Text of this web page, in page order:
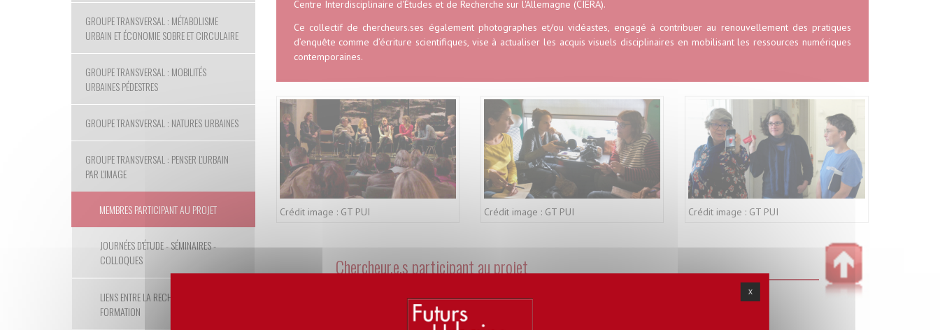
GROUPE TRANSVERSAL : MÉTABOLISME
URBAIN ET ÉCONOMIE SOBRE ET CIRCULAIRE
GROUPE TRANSVERSAL : MOBILITÉS
URBAINES PÉDESTRES
GROUPE TRANSVERSAL : NATURES URBAINES
GROUPE TRANSVERSAL : PENSER L'URBAIN
PAR L'IMAGE
MEMBRES PARTICIPANT AU PROJET
JOURNÉES D'ÉTUDE - SÉMINAIRES -
COLLOQUES
LIENS ENTRE LA RECHERCHE ET LA
FORMATION
Centre Interdisciplinaire d'Études et de Recherche sur l'Allemagne (CIERA).
Ce collectif de chercheurs.ses également photographes et/ou vidéastes, engagé à contribuer au renouvellement des pratiques
d’enquête comme d’écriture scientifiques, vise à actualiser les acquis visuels disciplinaires en mobilisant les ressources numériques
contemporaines.
Crédit image : GT PUI Crédit image : GT PUI Crédit image : GT PUI
Chercheur.e.s participant au projet
UPEC - LAB'URBA
(pas de page personnelle)
X